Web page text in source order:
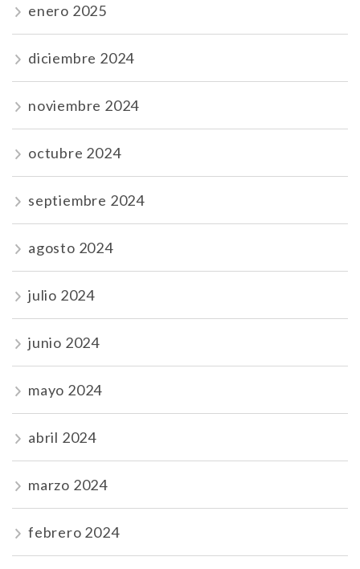
enero 2025
diciembre 2024
noviembre 2024
octubre 2024
septiembre 2024
agosto 2024
julio 2024
junio 2024
mayo 2024
abril 2024
marzo 2024
febrero 2024